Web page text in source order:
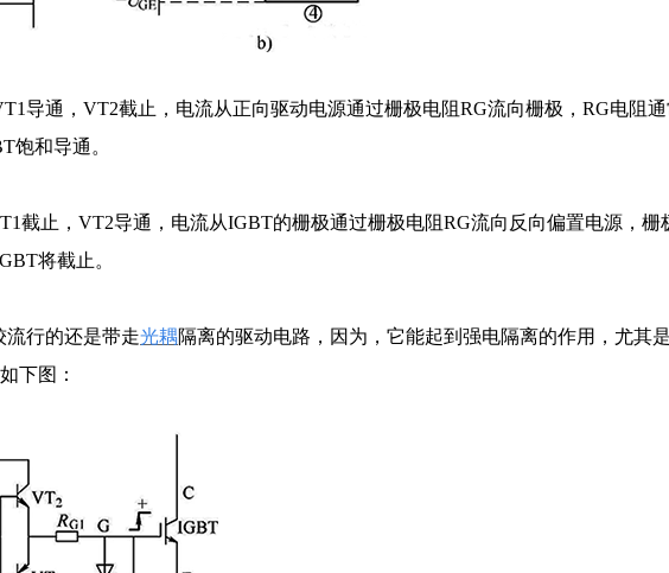
导通，VT2截止，电流从正向驱动电源通过栅极电阻RG流向栅极，RG电阻通
饱和导通。
截止，VT2导通，电流从IGBT的栅极通过栅极电阻RG流向反向偏置电源，栅
将截止。
行的还是带走光耦隔离的驱动电路，因为，它能起到强电隔离的作用，尤其
下图：